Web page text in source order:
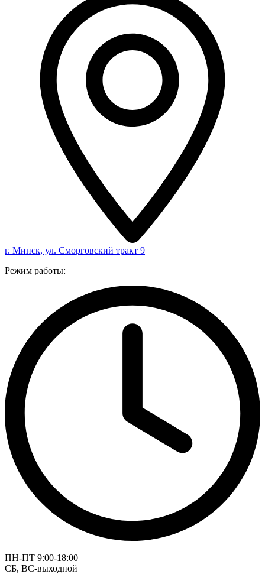
г. Минск, ул. Сморговский тракт 9
Режим работы:
ПН-ПТ 9:00-18:00
СБ, ВС-выходной